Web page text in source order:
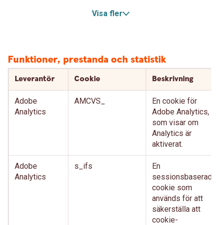
Visa fler
Funktioner, prestanda och statistik
Leverantör Cookie Beskrivning
Adobe
Analytics
AMCVS_
En cookie för
Adobe Analytics,
som visar om
Analytics är
aktiverat.
Adobe
Analytics
s_ifs
En
sessionsbaserad-
cookie som
används för att
säkerställa att
cookie-